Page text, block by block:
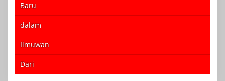
Baru
dalam
Ilmuwan
Dari